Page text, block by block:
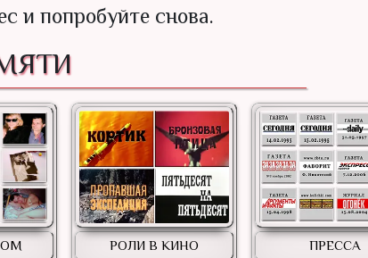
и попробуйте снова.
РОЛИ В КИНО ПРЕССА